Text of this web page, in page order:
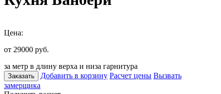
Цена:
от 29000 руб.
за метр в длину верха и низа гарнитура
Заказать Добавить в корзину Расчет цены Вызвать
замерщика